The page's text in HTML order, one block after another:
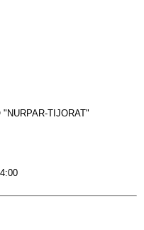
"NURPAR-TIJORAT"